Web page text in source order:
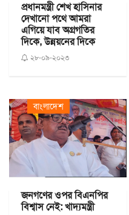
প্রধানমন্ত্রী শেখ হাসিনার
দেখানো পথে আমরা
এগিয়ে যাব অগ্রগতির
দিকে, উন্নয়নের দিকে
২৮-০৯-২০২৩
বাংলাদেশ
জনগণের ওপর বিএনপির
বিশ্বাস নেই: খাদ্যমন্ত্রী